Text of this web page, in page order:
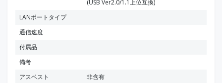
(USB Ver2.0/1.1上位互換)
LANポートタイプ
通信速度
付属品
備考
アスベスト
非含有